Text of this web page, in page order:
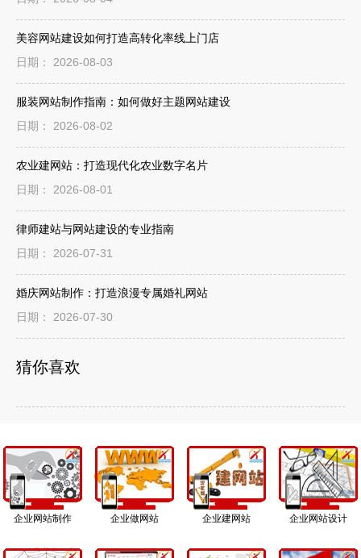
美容网站建设如何打造高转化率线上门店
日期： 2026-08-03
服装网站制作指南：如何做好主题网站建设
日期： 2026-08-02
农业建网站：打造现代化农业数字名片
日期： 2026-08-01
律师建站与网站建设的专业指南
日期： 2026-07-31
婚庆网站制作：打造浪漫专属婚礼网站
日期： 2026-07-30
猜你喜欢
企业网站制作 企业做网站 企业建网站 企业网站设计